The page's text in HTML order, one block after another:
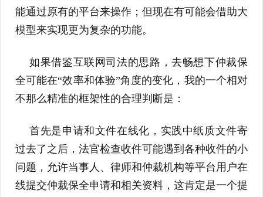
能通过原有的平台来操作；但现在有可能会借助大
模型来实现更为复杂的功能。
如果借鉴互联网司法的思路，去畅想下仲裁保
全可能在“效率和体验”角度的变化，我的一个相对
不那么精准的框架性的合理判断是：
首先是申请和文件在线化，实践中纸质文件寄
过去了之后，法官检查收件可能遇到各种收件的小
问题，允许当事人、律师和仲裁机构等平台用户在
线提交仲裁保全申请和相关资料，这肯定是一个提